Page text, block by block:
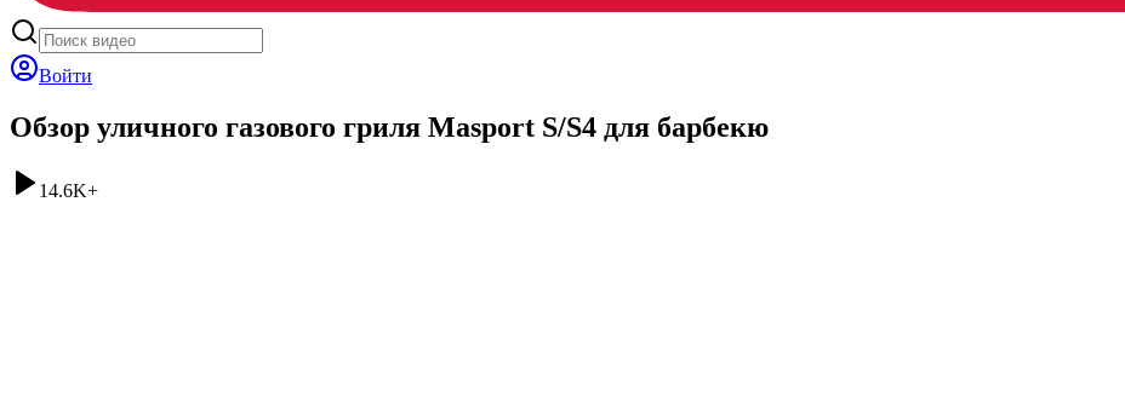
Войти
Обзор уличного газового гриля Masport S/S4 для барбекю
14.6K+